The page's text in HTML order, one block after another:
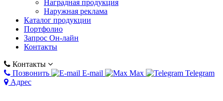
Наградная продукция
Наружная реклама
Каталог продукции
Портфолио
Запрос Он-лайн
Контакты
Контакты
Позвонить
E-mail Max
Telegram
Адрес